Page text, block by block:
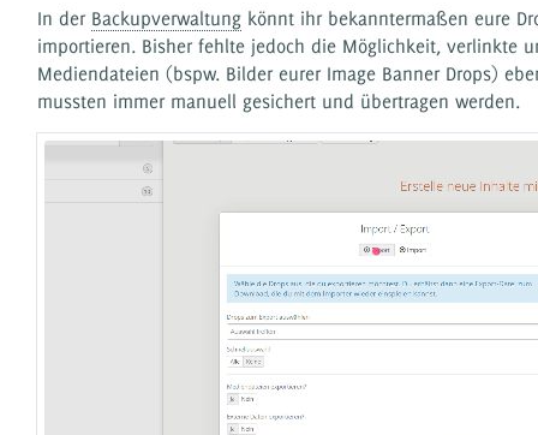
In der Backupverwaltung könnt ihr bekanntermaßen eure
importieren. Bisher fehlte jedoch die Möglichkeit, verlinkte
Mediendateien (bspw. Bilder eurer Image Banner Drops)
mussten immer manuell gesichert und übertragen werden.